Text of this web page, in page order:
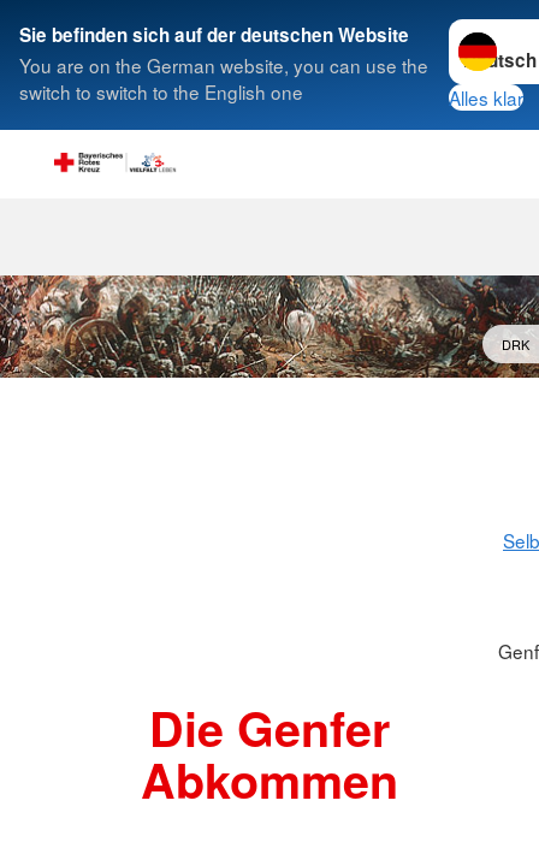
Sie befinden sich auf der deutschen Website
You are on the German website, you can use the
switch to switch to the English one
Sprache
Alles klar
Suche
DRK
Die Genfer
Abkommen